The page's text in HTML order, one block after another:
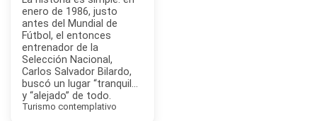
enero de 1986, justo
antes del Mundial de
Fútbol, el entonces
entrenador de la
Selección Nacional,
Carlos Salvador Bilardo,
buscó un lugar “tranquilo”
y “alejado” de todo.
Turismo contemplativo